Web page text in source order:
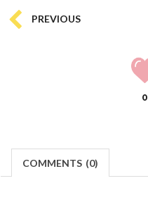
PREVIOUS
0
COMMENTS (0)